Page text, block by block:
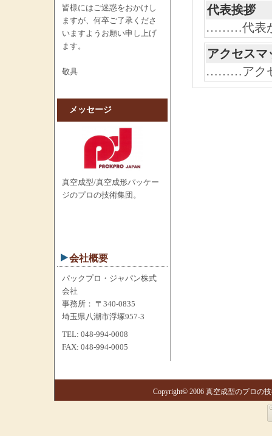
皆様にはご迷惑をおかけし
ますが、何卒ご了承くださ
いますようお願い申し上げ
ます。
敬具
メッセージ
真空成型/真空成形パッケー
ジのプロの技術集団。
会社概要
パックプロ・ジャパン株式
会社
事務所： 〒340-0835
埼玉県八潮市浮塚957-3
TEL: 048-994-0008
FAX: 048-994-0005
代表挨拶
………代表
アクセスマ
………アクセ
Copyright© 2006 真空成型のプロの